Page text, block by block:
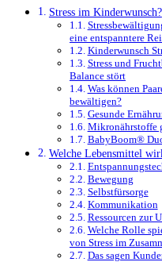
Stress im Kinderwunsch?
eine entspanntere
Kinderwunsch
Stress und
Balance stört
Was können
bewältigen?
Gesunde
Mikronährstoffe
BabyBoom®
Welche Lebensmittel
Bewegung
Selbstfürsorge
Kommunikation
Ressourcen zur
Welche Rolle
von Stress im
Das sagen